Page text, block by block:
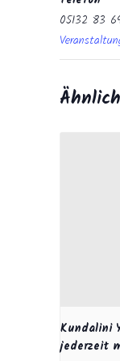
05132 83
Kundalini
jederzeit